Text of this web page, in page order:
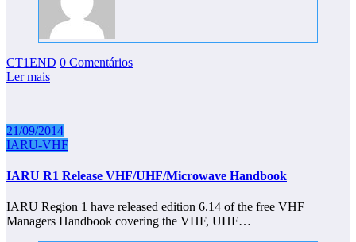
CT1END 0 Comentários
Ler mais
21/09/2014
IARU-VHF
IARU R1 Release VHF/UHF/Microwave Handbook
IARU Region 1 have released edition 6.14 of the free VHF
Managers Handbook covering the VHF, UHF…